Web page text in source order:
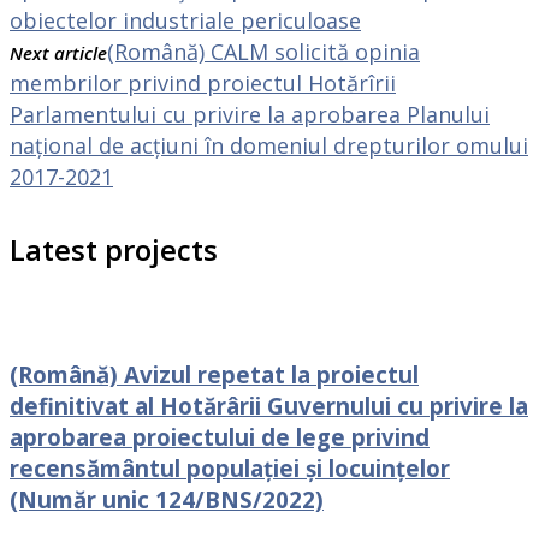
obiectelor industriale periculoase
Next article(Română) CALM solicită opinia
membrilor privind proiectul Hotărîrii
Parlamentului cu privire la aprobarea Planului
național de acțiuni în domeniul drepturilor omului
2017-2021
Latest projects
(Română) Avizul repetat la proiectul
definitivat al Hotărârii Guvernului cu privire la
aprobarea proiectului de lege privind
recensământul populației și locuințelor
(Număr unic 124/BNS/2022)